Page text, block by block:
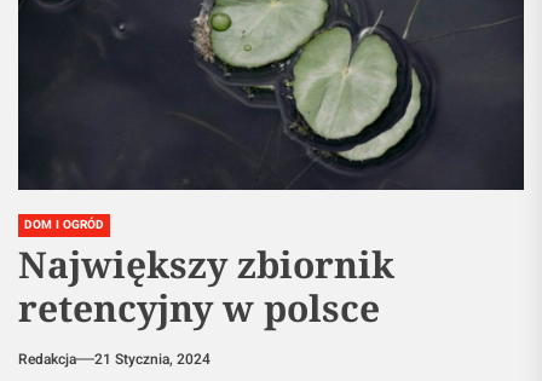
DOM I OGRÓD
Największy zbiornik
retencyjny w polsce
Redakcja 21 Stycznia, 2024